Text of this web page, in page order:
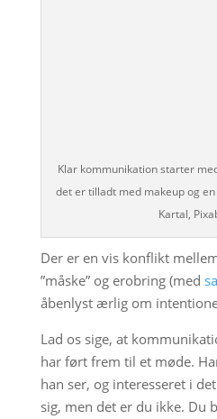
Klar kommunikation starter
det er tilladt med makeup og
Kartal,
Der er en vis konflikt
”måske” og erobring (med
åbenlyst ærlig om
Lad os sige, at
har ført frem til et møde.
han ser, og interesseret i
sig, men det er du ikke. Du